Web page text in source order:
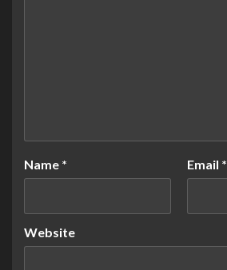
Name * Email *
Website